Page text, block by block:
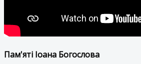
Пам'яті Іоана Богослова